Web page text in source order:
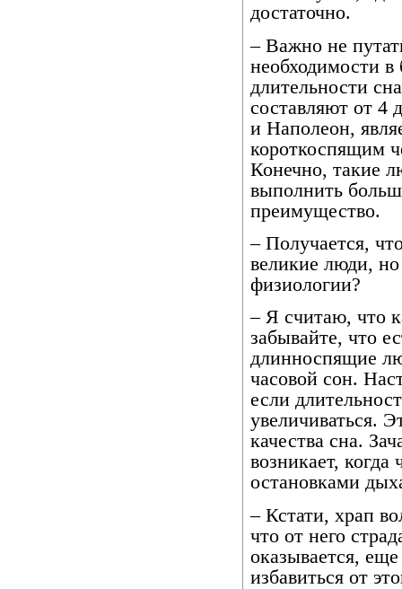
достаточно.
– Важно не
необходимости
длительности
составляют от 4
и Наполеон,
короткоспящим
Конечно, такие
выполнить
преимущество.
– Получается,
великие люди,
физиологии?
– Я считаю, что
забывайте, что
длинноспящие
часовой сон.
если
увеличиваться.
качества сна.
возникает, когда
остановками
– Кстати, храп
что от него
оказывается,
избавиться от